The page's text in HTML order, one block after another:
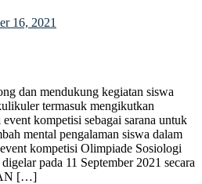
16, 2021
dan mendukung kegiatan siswa
termasuk mengikutkan
kompetisi sebagai sarana untuk
mental pengalaman siswa dalam
kompetisi Olimpiade Sosiologi
pada 11 September 2021 secara
[…]